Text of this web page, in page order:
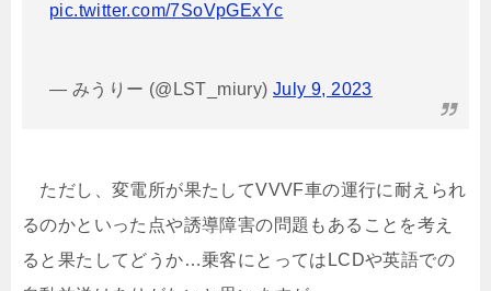
pic.twitter.com/7SoVpGExYc
— みうりー (@LST_miury) July 9, 2023
ただし、変電所が果たしてVVVF車の運行に耐えられ
るのかといった点や誘導障害の問題もあることを考え
ると果たしてどうか…乗客にとってはLCDや英語での